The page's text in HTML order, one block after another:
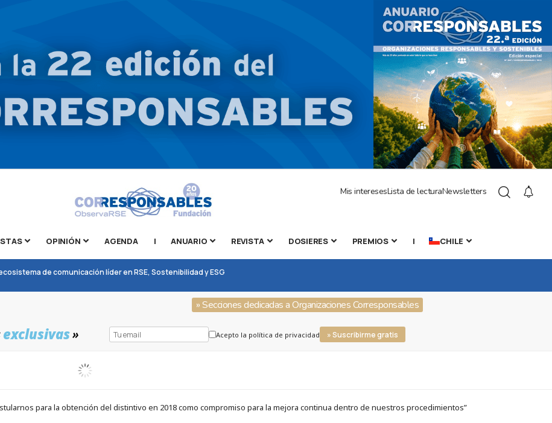
Mis interesesLista de lecturaNewsletters
OPINIÓN AGENDA | ANUARIO REVISTA DOSIERES PREMIOS | CHILE
de comunicación líder en RSE, Sostenibilidad y ESG
» Secciones dedicadas a Organizaciones Corresponsables
exclusivas» Acepto la política de privacidad » Suscribirme gratis
para la obtención del distintivo en 2018 como compromiso para la mejora continua dentro de nuestros procedimientos”